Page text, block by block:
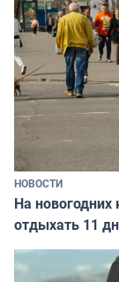
НОВОСТИ
На новогодних
отдыхать 11